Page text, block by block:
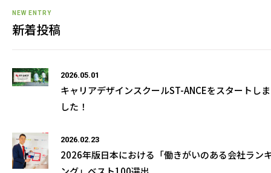
NEW ENTRY
新着投稿
2026.05.01
キャリアデザインスクールST-ANCEをスタートしま
した！
2026.02.23
2026年版日本における「働きがいのある会社ラン